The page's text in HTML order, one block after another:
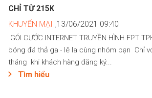
CHỈ TỪ 215K
KHUYẾN MẠI ,13/06/2021 09:40
GÓI CƯỚC INTERNET TRUYỀN HÌNH FPT
bóng đá thả ga - lê la cùng nhóm bạn Chỉ
tháng khi khách hàng đăng ký...
Tìm hiểu